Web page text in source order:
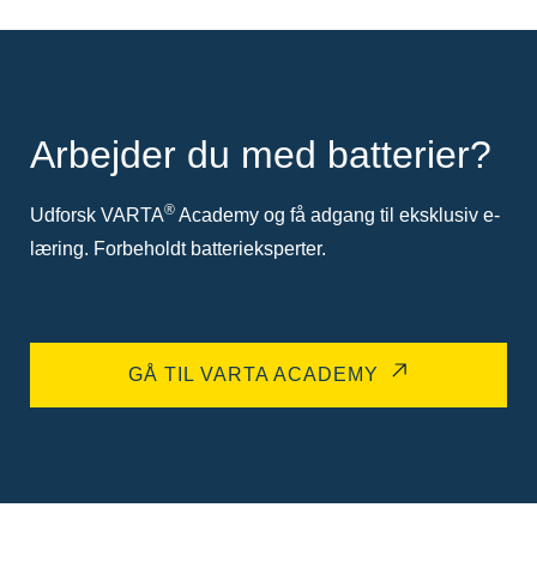
Arbejder du med batterier?
Udforsk VARTA® Academy og få adgang til eksklusiv e-
læring. Forbeholdt batterieksperter.
GÅ TIL VARTA ACADEMY